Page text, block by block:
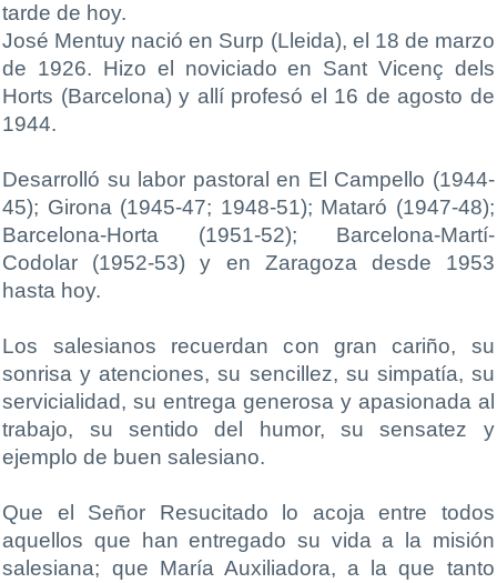
tarde de hoy.
José Mentuy nació en Surp (Lleida), el 18 de marzo
de 1926. Hizo el noviciado en Sant Vicenç dels
Horts (Barcelona) y allí profesó el 16 de agosto de
1944.
Desarrolló su labor pastoral en El Campello (1944-
45); Girona (1945-47; 1948-51); Mataró (1947-48);
Barcelona-Horta (1951-52); Barcelona-Martí-
Codolar (1952-53) y en Zaragoza desde 1953
hasta hoy.
Los salesianos recuerdan con gran cariño, su
sonrisa y atenciones, su sencillez, su simpatía, su
servicialidad, su entrega generosa y apasionada al
trabajo, su sentido del humor, su sensatez y
ejemplo de buen salesiano.
Que el Señor Resucitado lo acoja entre todos
aquellos que han entregado su vida a la misión
salesiana; que María Auxiliadora, a la que tanto